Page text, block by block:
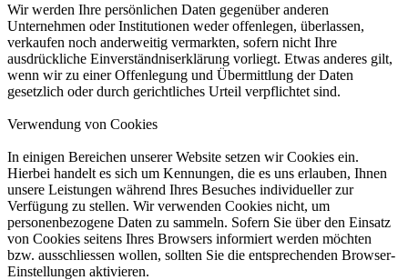
Wir werden Ihre persönlichen Daten gegenüber anderen
Unternehmen oder Institutionen weder offenlegen, überlassen,
verkaufen noch anderweitig vermarkten, sofern nicht Ihre
ausdrückliche Einverständniserklärung vorliegt. Etwas anderes gilt,
wenn wir zu einer Offenlegung und Übermittlung der Daten
gesetzlich oder durch gerichtliches Urteil verpflichtet sind.
Verwendung von Cookies
In einigen Bereichen unserer Website setzen wir Cookies ein.
Hierbei handelt es sich um Kennungen, die es uns erlauben, Ihnen
unsere Leistungen während Ihres Besuches individueller zur
Verfügung zu stellen. Wir verwenden Cookies nicht, um
personenbezogene Daten zu sammeln. Sofern Sie über den Einsatz
von Cookies seitens Ihres Browsers informiert werden möchten
bzw. ausschliessen wollen, sollten Sie die entsprechenden Browser-
Einstellungen aktivieren.